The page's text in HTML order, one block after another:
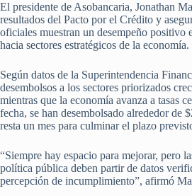
El presidente de Asobancaria, Jonathan
resultados del Pacto por el Crédito y
oficiales muestran un desempeño positivo
hacia sectores estratégicos de la economía.
Según datos de la Superintendencia
desembolsos a los sectores priorizados
mientras que la economía avanza a tasas
fecha, se han desembolsado alrededor de
resta un mes para culminar el plazo
“Siempre hay espacio para mejorar, pero
política pública deben partir de datos
percepción de incumplimiento”, afirmó